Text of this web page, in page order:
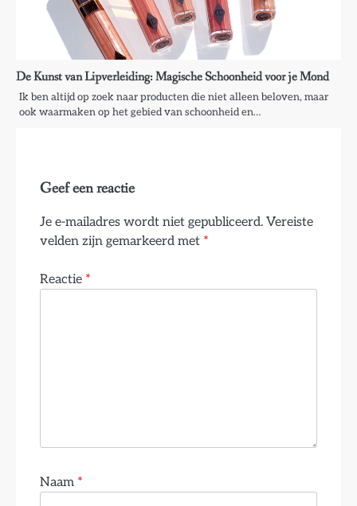
De Kunst van Lipverleiding: Magische Schoonheid voor je Mond
Ik ben altijd op zoek naar producten die niet alleen beloven, maar
ook waarmaken op het gebied van schoonheid en…
Geef een reactie
Je e-mailadres wordt niet gepubliceerd. Vereiste
velden zijn gemarkeerd met *
Reactie *
Naam *